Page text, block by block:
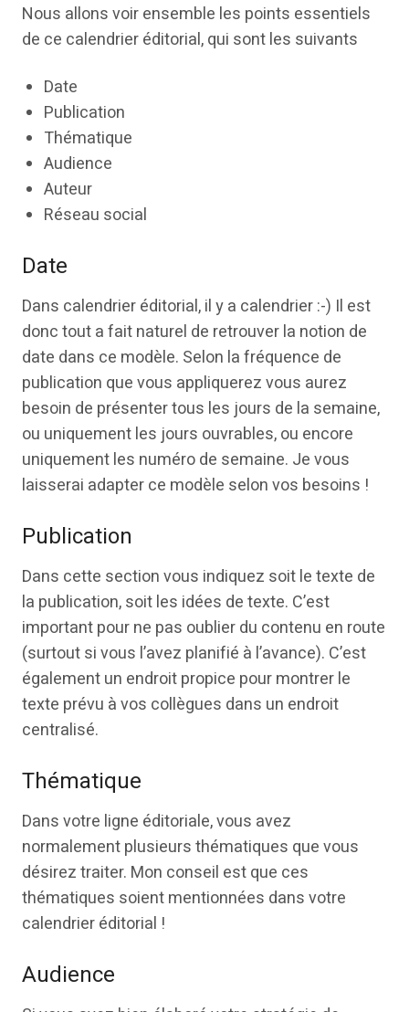
Nous allons voir ensemble les points essentiels
de ce calendrier éditorial, qui sont les suivants
Date
Publication
Thématique
Audience
Auteur
Réseau social
Date
Dans calendrier éditorial, il y a calendrier :-) Il est
donc tout a fait naturel de retrouver la notion de
date dans ce modèle. Selon la fréquence de
publication que vous appliquerez vous aurez
besoin de présenter tous les jours de la semaine,
ou uniquement les jours ouvrables, ou encore
uniquement les numéro de semaine. Je vous
laisserai adapter ce modèle selon vos besoins !
Publication
Dans cette section vous indiquez soit le texte de
la publication, soit les idées de texte. C’est
important pour ne pas oublier du contenu en route
(surtout si vous l’avez planifié à l’avance). C’est
également un endroit propice pour montrer le
texte prévu à vos collègues dans un endroit
centralisé.
Thématique
Dans votre ligne éditoriale, vous avez
normalement plusieurs thématiques que vous
désirez traiter. Mon conseil est que ces
thématiques soient mentionnées dans votre
calendrier éditorial !
Audience